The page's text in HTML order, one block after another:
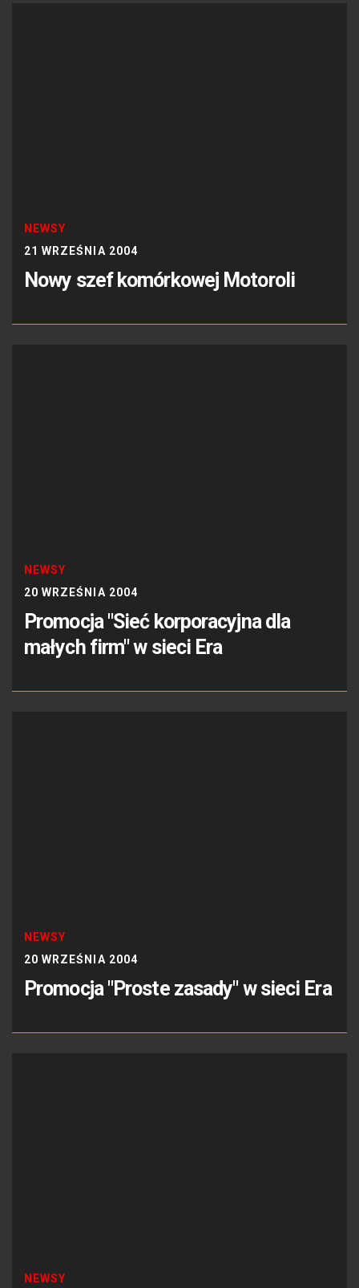
NEWSY
21 WRZEŚNIA 2004
Nowy szef komórkowej Motoroli
NEWSY
20 WRZEŚNIA 2004
Promocja "Sieć korporacyjna dla
małych firm" w sieci Era
NEWSY
20 WRZEŚNIA 2004
Promocja "Proste zasady" w sieci Era
NEWSY